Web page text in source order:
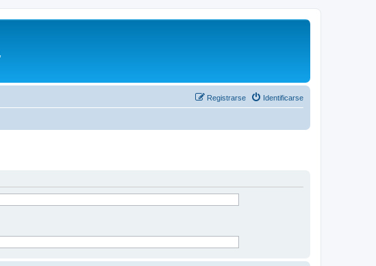
Identificarse
Registrarse